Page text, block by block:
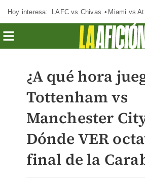
Hoy interesa: LAFC vs Chivas Miami vs
¿A qué hora
Tottenham vs
Manchester
Dónde VER
final de la